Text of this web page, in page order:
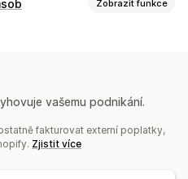
SKU
zásob
Zobrazit funkce
Vlastní
vašemu podnikání.
fakturovat externí poplatky,
Zjistit více